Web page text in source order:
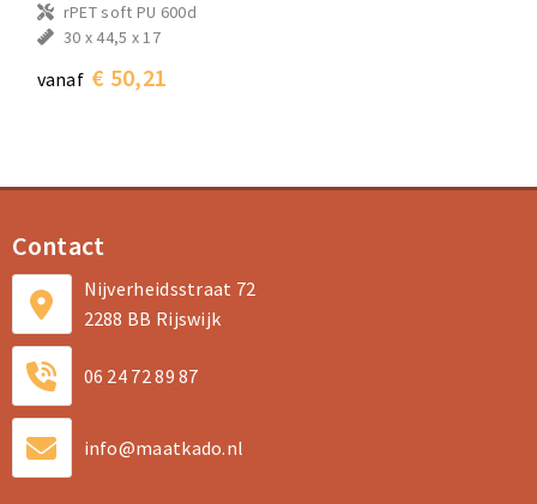
rPET soft PU 600d
30 x 44,5 x 17
vanaf € 50,21
Contact
Nijverheidsstraat 72
2288 BB Rijswijk
06 24 72 89 87
info@maatkado.nl